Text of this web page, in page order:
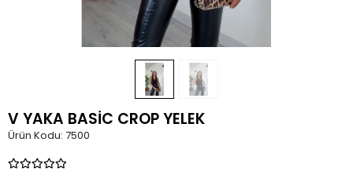
V YAKA BASİC CROP YELEK
Ürün Kodu: 7500